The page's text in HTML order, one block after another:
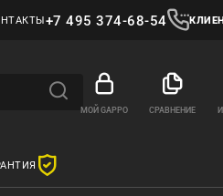
+7 495 374-68-54
МОЙ GAPPO СРАВНЕНИЕ